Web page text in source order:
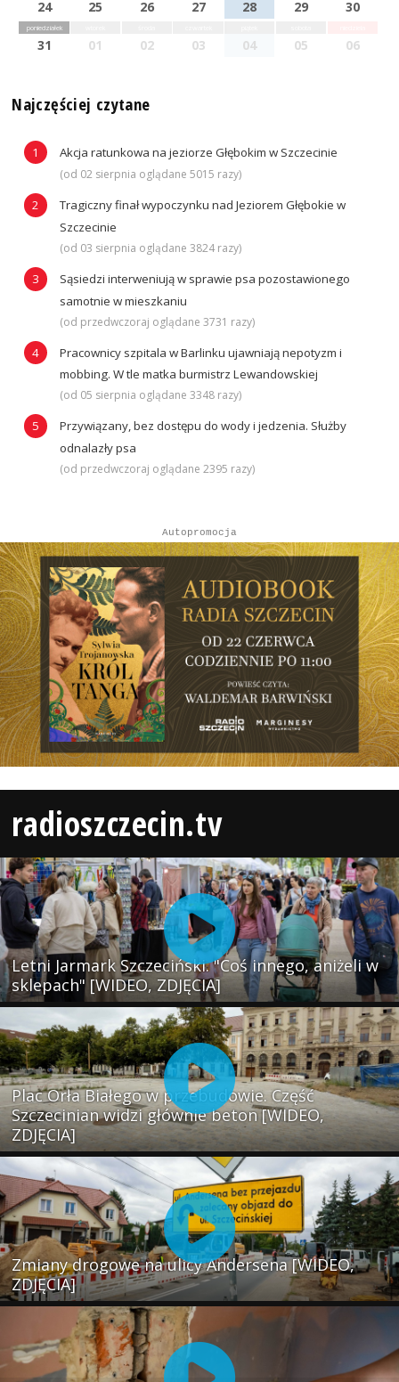
24 25 26 27 28 29 30
poniedziałek
31 01 02 03 04 05 06
Najczęściej czytane
Akcja ratunkowa na jeziorze Głębokim w Szczecinie
(od 02 sierpnia oglądane 5015 razy)
Tragiczny finał wypoczynku nad Jeziorem Głębokie w
Szczecinie
(od 03 sierpnia oglądane 3824 razy)
Sąsiedzi interweniują w sprawie psa pozostawionego
samotnie w mieszkaniu
(od przedwczoraj oglądane 3731 razy)
Pracownicy szpitala w Barlinku ujawniają nepotyzm i
mobbing. W tle matka burmistrz Lewandowskiej
(od 05 sierpnia oglądane 3348 razy)
Przywiązany, bez dostępu do wody i jedzenia. Służby
odnalazły psa
(od przedwczoraj oglądane 2395 razy)
Autopromocja
radioszczecin.tv
Letni Jarmark Szczeciński. "Coś innego, aniżeli w
sklepach" [WIDEO, ZDJĘCIA]
Plac Orła Białego w przebudowie. Część
Szczecinian widzi głównie beton [WIDEO,
ZDJĘCIA]
Zmiany drogowe na ulicy Andersena [WIDEO,
ZDJĘCIA]